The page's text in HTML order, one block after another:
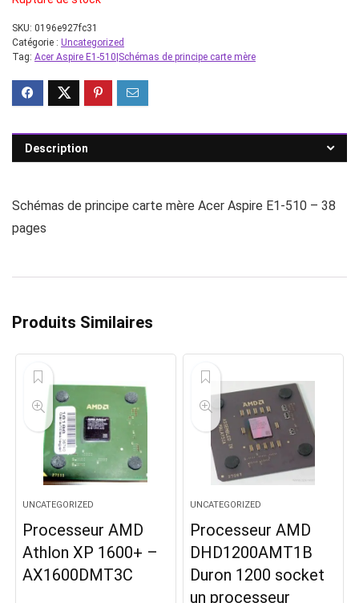
SKU: 0196e927fc31
Catégorie : Uncategorized
Tag: Acer Aspire E1-510|Schémas de principe carte mère
Description
Schémas de principe carte mère Acer Aspire E1-510 – 38
pages
Produits Similaires
UNCATEGORIZED
Processeur AMD
Athlon XP 1600+ –
AX1600DMT3C
UNCATEGORIZED
Processeur AMD
DHD1200AMT1B
Duron 1200 socket
un processeur